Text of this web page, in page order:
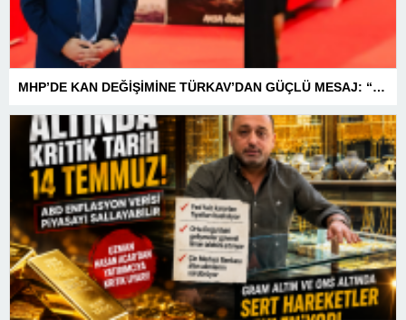
MHP’DE KAN DEĞİŞİMİNE TÜRKAV’DAN GÜÇLÜ MESAJ: “BİRLİK VE BERABERLİKLE DAHA GÜÇLÜYÜZ”